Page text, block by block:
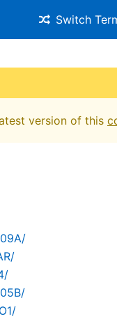
Switch
version of this